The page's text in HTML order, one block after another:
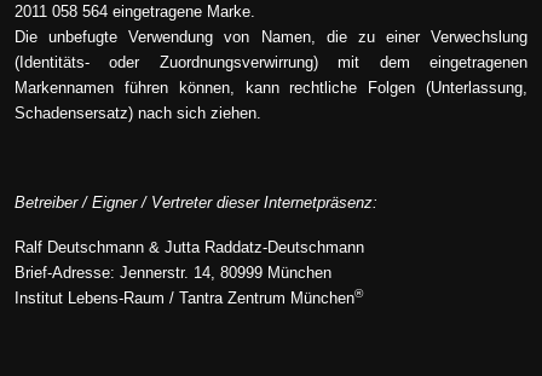
2011 058 564 eingetragene Marke.
Die unbefugte Verwendung von Namen, die zu einer Verwechslung
(Identitäts- oder Zuordnungsverwirrung) mit dem eingetragenen
Markennamen führen können, kann rechtliche Folgen (Unterlassung,
Schadensersatz) nach sich ziehen.
Betreiber / Eigner / Vertreter dieser Internetpräsenz:
Ralf Deutschmann & Jutta Raddatz-Deutschmann
Brief-Adresse: Jennerstr. 14, 80999 München
Institut Lebens-Raum / Tantra Zentrum München®